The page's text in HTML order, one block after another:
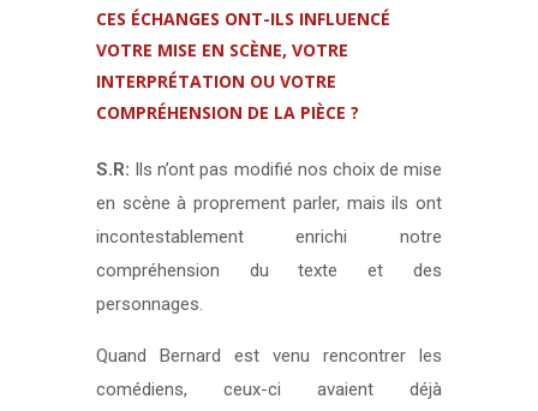
CES ÉCHANGES ONT-ILS INFLUENCÉ
VOTRE MISE EN SCÈNE, VOTRE
INTERPRÉTATION OU VOTRE
COMPRÉHENSION DE LA PIÈCE ?
S.R: Ils n’ont pas modifié nos choix de mise
en scène à proprement parler, mais ils ont
incontestablement enrichi notre
compréhension du texte et des
personnages.
Quand Bernard est venu rencontrer les
comédiens, ceux-ci avaient déjà